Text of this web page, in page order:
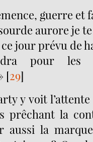
guerre
aurore je
jour prévu de
pour les
[29]
y voit l’attente
prêchant la
aussi la